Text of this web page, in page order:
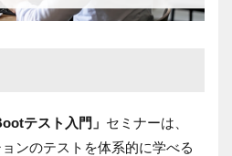
テスト入門」 セミナーは、
ンのテストを体系的に学べる